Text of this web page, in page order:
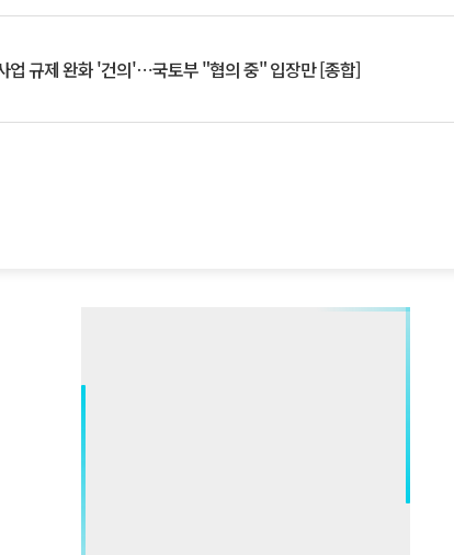
업 규제 완화 '건의'⋯국토부 "협의 중" 입장만 [종합]